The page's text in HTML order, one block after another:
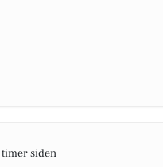
timer siden